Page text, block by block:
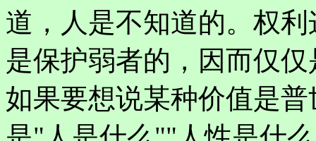
道，人是不知道的。权
是保护弱者的，因而仅
如果要想说某种价值是